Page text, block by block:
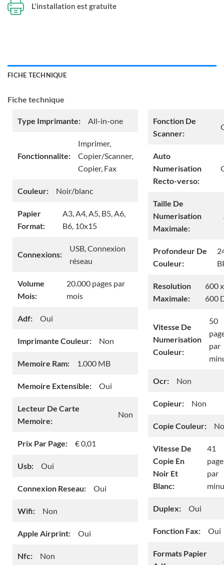
L'installation est gratuite
FICHE TECHNIQUE
Fiche technique
Type Imprimante: All-in-one
Fonctionnalite:
Imprimer,
Copier/Scanner,
Copier, Fax
Couleur: Noir/blanc
Papier
Format:
A3, A4, A5, B5, A6,
B6, 10x15
Connexions:
USB, Connexion
réseau
Volume
Mois:
20.000 pages par
mois
Adf: Oui
Imprimante Couleur: Non
Memoire Ram: 1.000 MB
Memoire Extensible: Oui
Lecteur De Carte
Memoire:
Non
Prix Par Page: € 0,01
Usb: Oui
Connexion Reseau: Oui
Wifi: Non
Apple Airprint: Oui
Nfc: Non
Fonction De
Scanner:
Auto
Numerisation
Recto-verso:
Taille De
Numerisation
Maximale:
Profondeur De
Couleur:
Resolution
Maximale:
600 x
600
Vitesse De
Numerisation
Couleur:
50
par
Ocr: Non
Copieur: Non
Copie Couleur:
Vitesse De
Copie En
Noir Et
Blanc:
41
par
Duplex: Oui
Fonction Fax: Oui
Formats Papier